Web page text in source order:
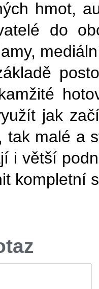
hmot,
do
jak
tak malé a
i větší
kompletní